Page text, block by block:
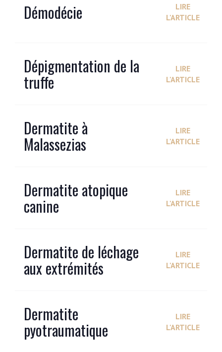
Démodécie
LIRE
L'ARTICLE
Dépigmentation de la
truffe
LIRE
L'ARTICLE
Dermatite à
Malassezias
LIRE
L'ARTICLE
Dermatite atopique
canine
LIRE
L'ARTICLE
Dermatite de léchage
aux extrémités
LIRE
L'ARTICLE
Dermatite
pyotraumatique
LIRE
L'ARTICLE